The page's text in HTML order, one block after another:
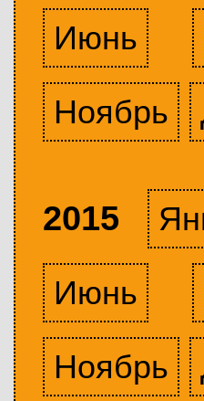
Июнь
Ноябрь
2015
Июнь
Ноябрь